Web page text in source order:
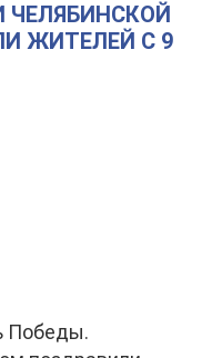
ЧЕЛЯБИНСКОЙ
ЖИТЕЛЕЙ С 9
Победы.